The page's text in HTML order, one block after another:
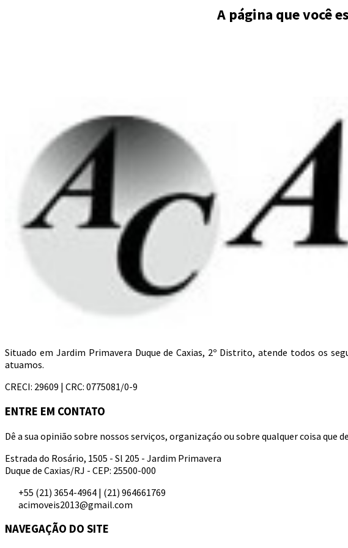
A página que você
Situado em Jardim Primavera Duque de Caxias, 2º Distrito, atende todos os
atuamos.
CRECI: 29609 | CRC: 0775081/0-9
ENTRE EM CONTATO
Dê a sua opinião sobre nossos serviços, organizaçáo ou sobre qualquer coisa que
Estrada do Rosário, 1505 - Sl 205 - Jardim Primavera
Duque de Caxias/RJ - CEP: 25500-000
+55 (21) 3654-4964 | (21) 964661769
acimoveis2013@gmail.com
NAVEGAÇÃO DO SITE